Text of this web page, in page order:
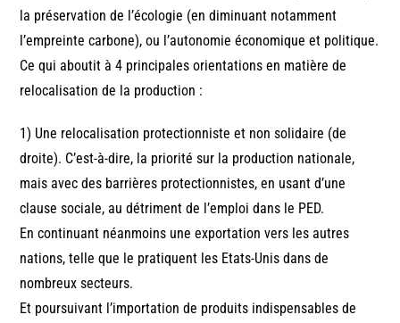
la préservation de l’écologie (en diminuant notamment
l’empreinte carbone), ou l’autonomie économique et politique.
Ce qui aboutit à 4 principales orientations en matière de
relocalisation de la production :
1) Une relocalisation protectionniste et non solidaire (de
droite). C’est-à-dire, la priorité sur la production nationale,
mais avec des barrières protectionnistes, en usant d’une
clause sociale, au détriment de l’emploi dans le PED.
En continuant néanmoins une exportation vers les autres
nations, telle que le pratiquent les Etats-Unis dans de
nombreux secteurs.
Et poursuivant l’importation de produits indispensables de